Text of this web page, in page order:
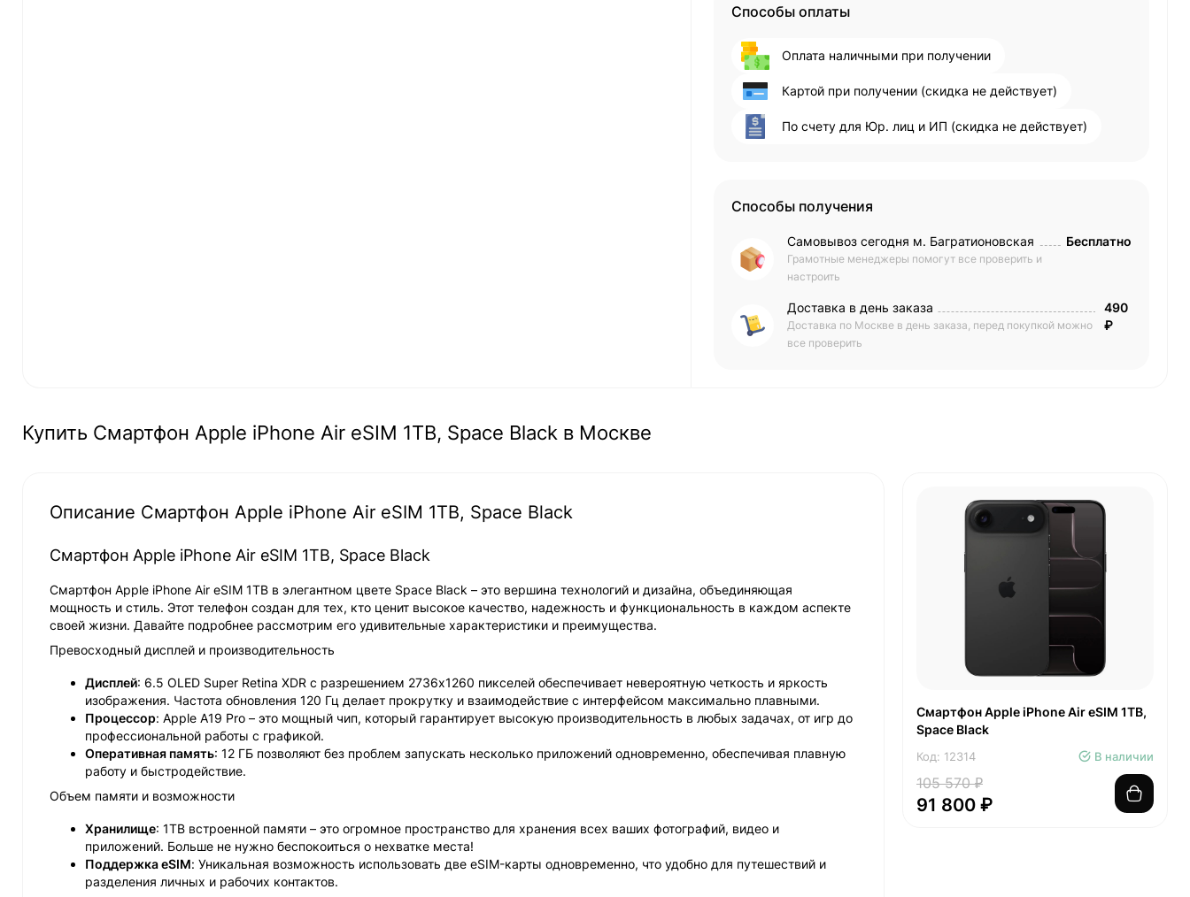
Способы оплаты
Оплата наличными при получении
Картой при получении (скидка не действует)
По счету для Юр. лиц и ИП (скидка не действует)
Способы получения
Самовывоз сегодня м. Багратионовская
Грамотные менеджеры помогут все проверить и
настроить
Бесплатно
Доставка в день заказа
Доставка по Москве в день заказа, перед покупкой можно
все проверить
490
₽
Купить Смартфон Apple iPhone Air eSIM 1TB, Space Black в Москве
Описание Смартфон Apple iPhone Air eSIM 1TB, Space Black
Смартфон Apple iPhone Air eSIM 1TB, Space Black
Смартфон Apple iPhone Air eSIM 1TB в элегантном цвете Space Black – это вершина технологий и дизайна, объединяющая
мощность и стиль. Этот телефон создан для тех, кто ценит высокое качество, надежность и функциональность в каждом аспекте
своей жизни. Давайте подробнее рассмотрим его удивительные характеристики и преимущества.
Превосходный дисплей и производительность
Дисплей: 6.5 OLED Super Retina XDR с разрешением 2736x1260 пикселей обеспечивает невероятную четкость и яркость
изображения. Частота обновления 120 Гц делает прокрутку и взаимодействие с интерфейсом максимально плавными.
Процессор: Apple A19 Pro – это мощный чип, который гарантирует высокую производительность в любых задачах, от игр до
профессиональной работы с графикой.
Оперативная память: 12 ГБ позволяют без проблем запускать несколько приложений одновременно, обеспечивая плавную
работу и быстродействие.
Объем памяти и возможности
Хранилище: 1TB встроенной памяти – это огромное пространство для хранения всех ваших фотографий, видео и
приложений. Больше не нужно беспокоиться о нехватке места!
Поддержка eSIM: Уникальная возможность использовать две eSIM-карты одновременно, что удобно для путешествий и
разделения личных и рабочих контактов.
Смартфон Apple iPhone Air eSIM 1TB,
Space Black
Код: 12314 В наличии
105 570 ₽
91 800 ₽